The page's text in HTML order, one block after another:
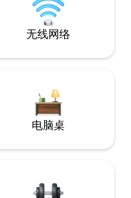
无线网络
电脑桌